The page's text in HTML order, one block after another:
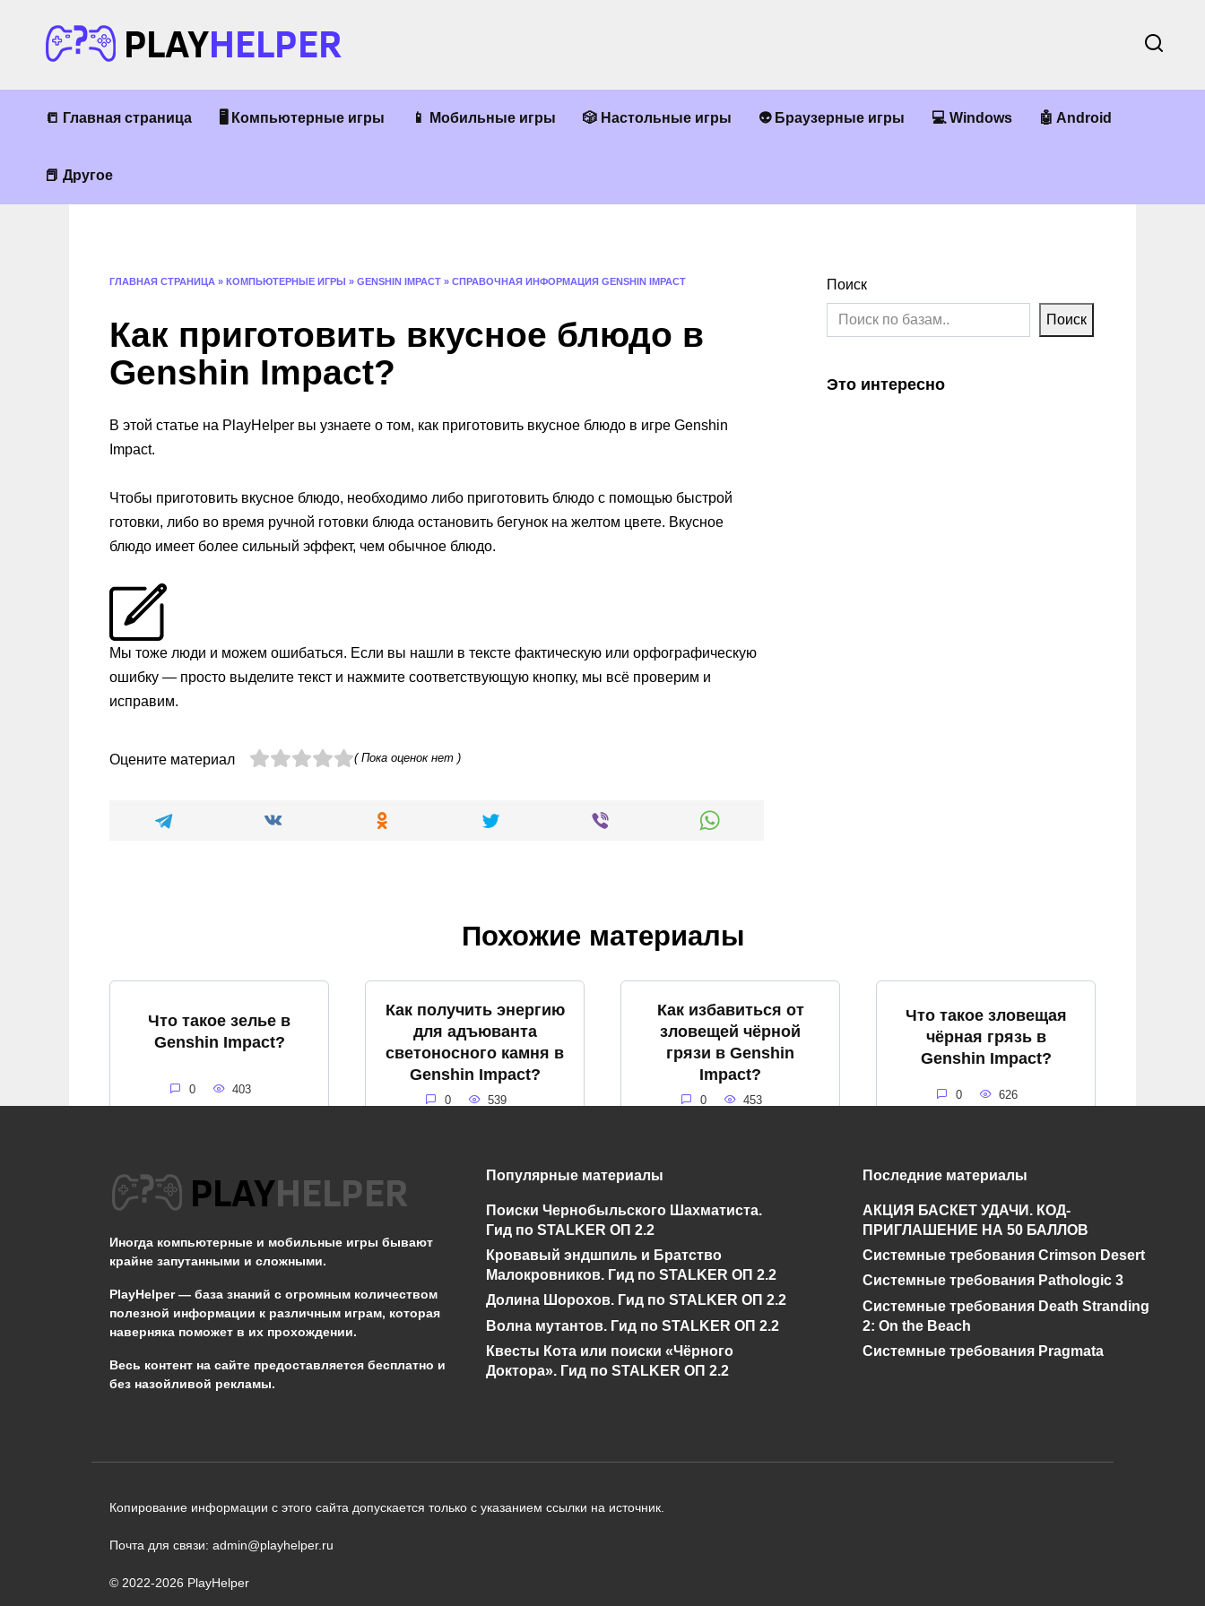
содержанию
📒 Главная страница 🖥 Компьютерные игры 📱 Мобильные игры 🎲 Настольные игры 👽 Браузерные игры 💻 Windows 🤖 Android
📕 Другое
ГЛАВНАЯ СТРАНИЦА » КОМПЬЮТЕРНЫЕ ИГРЫ » GENSHIN IMPACT » СПРАВОЧНАЯ ИНФОРМАЦИЯ GENSHIN IMPACT
Как приготовить вкусное блюдо в
Genshin Impact?
В этой статье на PlayHelper вы узнаете о том, как приготовить вкусное блюдо в игре Genshin
Impact.
Чтобы приготовить вкусное блюдо, необходимо либо приготовить блюдо с помощью быстрой
готовки, либо во время ручной готовки блюда остановить бегунок на желтом цвете. Вкусное
блюдо имеет более сильный эффект, чем обычное блюдо.
Мы тоже люди и можем ошибаться. Если вы нашли в тексте фактическую или орфографическую
ошибку — просто выделите текст и нажмите соответствующую кнопку, мы всё проверим и
исправим.
Оцените материал ( Пока оценок нет )
Поиск
Поиск
Это интересно
Похожие материалы
Что такое зелье в
Genshin Impact?
0 403
Как получить энергию
для адъюванта
светоносного камня в
Genshin Impact?
0 539
Как избавиться от
зловещей чёрной
грязи в Genshin
Impact?
0 453
Что такое зловещая
чёрная грязь в
Genshin Impact?
0 626
Как спастись от
Genshin Impact?
0 653
Что такое громовое
бедствие в Genshin
Impact?
430
буря в Genshin
0
и где его найти в
Genshin Impact?
0 528
Иногда компьютерные и мобильные игры бывают
крайне запутанными и сложными.
PlayHelper — база знаний с огромным количеством
полезной информации к различным играм, которая
наверняка поможет в их прохождении.
Весь контент на сайте предоставляется бесплатно и
без назойливой рекламы.
Популярные материалы
Поиски Чернобыльского Шахматиста.
Гид по STALKER ОП 2.2
Кровавый эндшпиль и Братство
Малокровников. Гид по STALKER ОП 2.2
Долина Шорохов. Гид по STALKER ОП 2.2
Волна мутантов. Гид по STALKER ОП 2.2
Квесты Кота или поиски «Чёрного
Доктора». Гид по STALKER ОП 2.2
Последние материалы
АКЦИЯ БАСКЕТ УДАЧИ. КОД-
ПРИГЛАШЕНИЕ НА 50 БАЛЛОВ
Системные требования Crimson Desert
Системные требования Pathologic 3
Системные требования Death Stranding
2: On the Beach
Системные требования Pragmata
Копирование информации с этого сайта допускается только с указанием ссылки на источник.
Почта для связи: admin@playhelper.ru
© 2022-2026 PlayHelper
Сообщить об ошибке